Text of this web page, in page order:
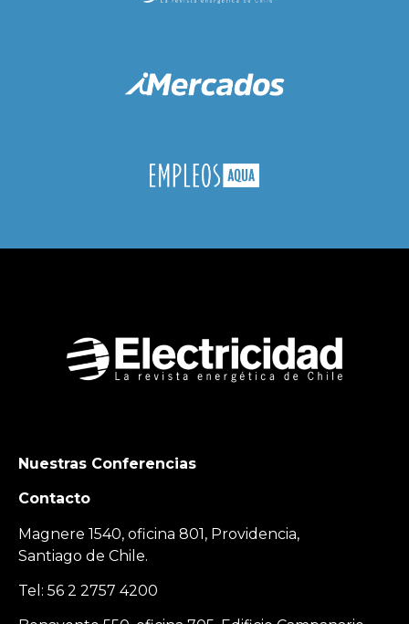
Nuestras Conferencias
Contacto
Magnere 1540, oficina 801, Providencia,
Santiago de Chile.
Tel: 56 2 2757 4200